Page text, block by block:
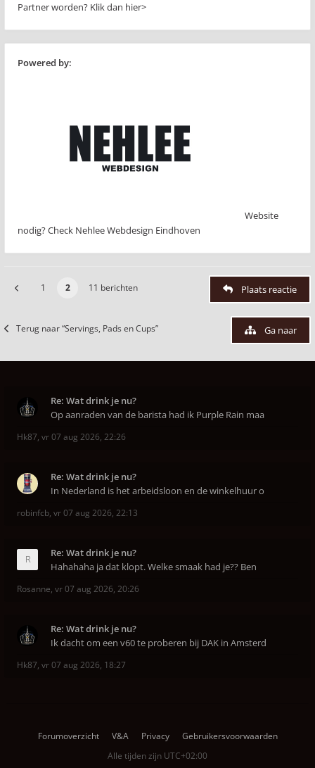
Partner worden? Klik dan hier>
Powered by:
Website
nodig? Check Nehlee Webdesign Eindhoven
1 2 11 berichten Plaats reactie
Terug naar “Servings, Pads en Cups” Ga naar
Re: Wat drink je nu?
Op aanraden van de barista had ik Purple Rain maa
Hk87, vr 07 aug 2026, 22:26
Re: Wat drink je nu?
In Nederland is het arbeidsloon en de winkelhuur o
robinfcb, vr 07 aug 2026, 22:13
Re: Wat drink je nu?
Hahahaha ja dat klopt. Welke smaak had je?? Ben
Rosanne, vr 07 aug 2026, 20:26
Re: Wat drink je nu?
Ik dacht om een v60 te proberen bij DAK in Amsterd
Hk87, vr 07 aug 2026, 18:27
Forumoverzicht V&A Privacy
Gebruikersvoorwaarden
Alle tijden zijn UTC+02:00